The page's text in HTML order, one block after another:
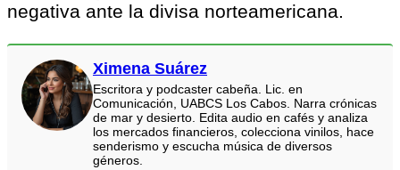
negativa ante la divisa norteamericana.
Ximena Suárez
Escritora y podcaster cabeña. Lic. en
Comunicación, UABCS Los Cabos. Narra crónicas
de mar y desierto. Edita audio en cafés y analiza
los mercados financieros, colecciona vinilos, hace
senderismo y escucha música de diversos
géneros.